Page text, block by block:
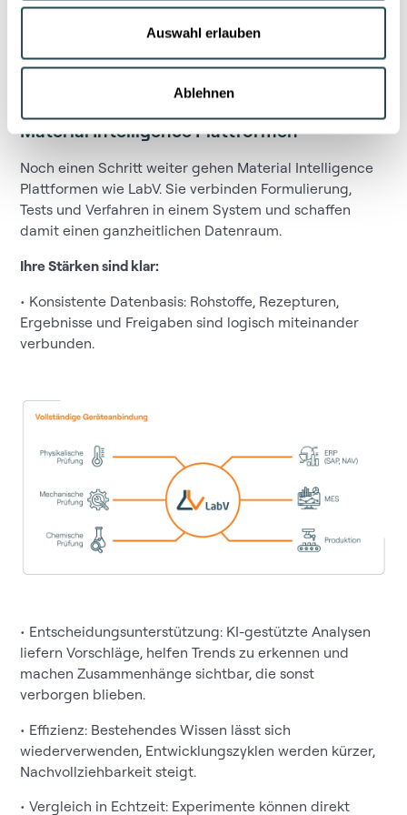
Auswahl erlauben
Ablehnen
cloudbasierte Infrastrukturen, moderne
Benutzerstandards und eine datengetriebene Logik. Ihr
Ziel ist es, Entwicklungswissen systematisch zu sichern
und teamübergreifend nutzbar zu machen.
Material Intelligence Plattformen
Noch einen Schritt weiter gehen Material Intelligence
Plattformen wie LabV. Sie verbinden Formulierung,
Tests und Verfahren in einem System und schaffen
damit einen ganzheitlichen Datenraum.
Ihre Stärken sind klar:
• Konsistente Datenbasis: Rohstoffe, Rezepturen,
Ergebnisse und Freigaben sind logisch miteinander
verbunden.
• Entscheidungsunterstützung: KI-gestützte Analysen
liefern Vorschläge, helfen Trends zu erkennen und
machen Zusammenhänge sichtbar, die sonst
verborgen blieben.
• Effizienz: Bestehendes Wissen lässt sich
wiederverwenden, Entwicklungszyklen werden kürzer,
Nachvollziehbarkeit steigt.
• Vergleich in Echtzeit: Experimente können direkt